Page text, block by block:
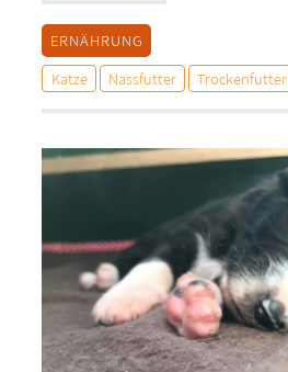
ERNÄHRUNG
Katze
Nassfutter Trockenfutter